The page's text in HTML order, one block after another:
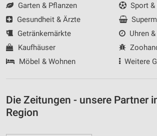
Garten & Pflanzen
Gesundheit & Ärzte
Getränkemärkte
Kaufhäuser
Möbel & Wohnen
Sport
Uhren
Weitere
Die Zeitungen - unsere Partner
Region